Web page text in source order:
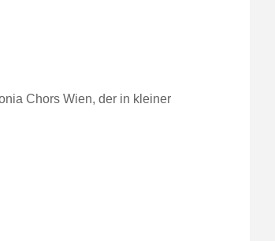
Chors Wien, der in kleiner